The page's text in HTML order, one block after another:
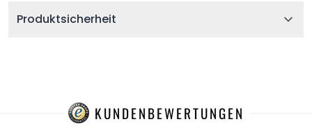
Produktsicherheit
KUNDENBEWERTUNGEN